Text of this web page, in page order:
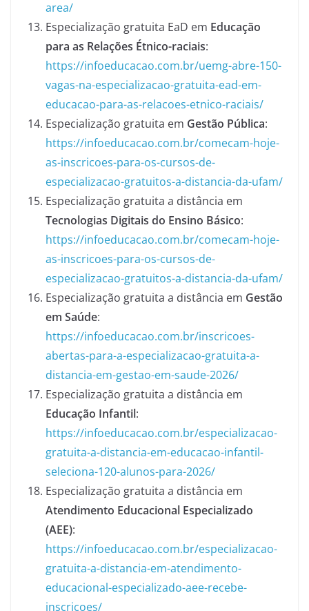
area/
Especialização gratuita EaD em Educação
para as Relações Étnico-raciais:
https://infoeducacao.com.br/uemg-abre-150-
vagas-na-especializacao-gratuita-ead-em-
educacao-para-as-relacoes-etnico-raciais/
Especialização gratuita em Gestão Pública:
https://infoeducacao.com.br/comecam-hoje-
as-inscricoes-para-os-cursos-de-
especializacao-gratuitos-a-distancia-da-ufam/
Especialização gratuita a distância em
Tecnologias Digitais do Ensino Básico:
https://infoeducacao.com.br/comecam-hoje-
as-inscricoes-para-os-cursos-de-
especializacao-gratuitos-a-distancia-da-ufam/
Especialização gratuita a distância em Gestão
em Saúde:
https://infoeducacao.com.br/inscricoes-
abertas-para-a-especializacao-gratuita-a-
distancia-em-gestao-em-saude-2026/
Especialização gratuita a distância em
Educação Infantil:
https://infoeducacao.com.br/especializacao-
gratuita-a-distancia-em-educacao-infantil-
seleciona-120-alunos-para-2026/
Especialização gratuita a distância em
Atendimento Educacional Especializado
(AEE):
https://infoeducacao.com.br/especializacao-
gratuita-a-distancia-em-atendimento-
educacional-especializado-aee-recebe-
inscricoes/